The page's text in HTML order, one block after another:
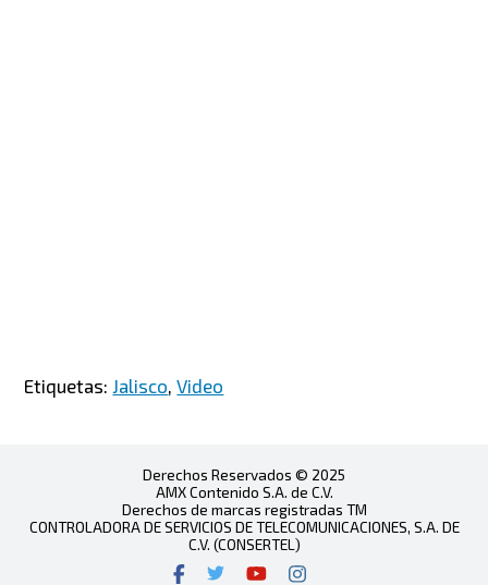
Etiquetas: Jalisco ,Video
Derechos Reservados © 2025
AMX Contenido S.A. de C.V.
Derechos de marcas registradas TM
CONTROLADORA DE SERVICIOS DE TELECOMUNICACIONES, S.A. DE
C.V. (CONSERTEL)